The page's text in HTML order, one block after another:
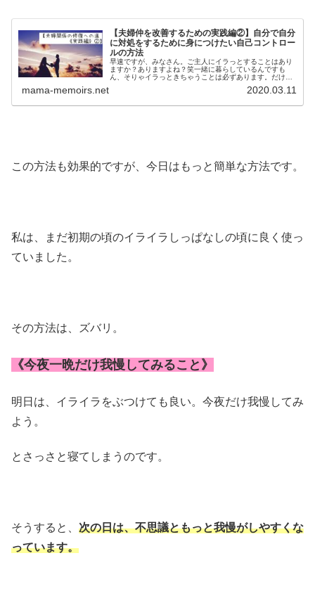
【夫婦仲を改善するための実践編②】自分で自分
に対処をするために身につけたい自己コントロー
ルの方法
早速ですが、みなさん。ご主人にイラっとすることはあり
ますか？ありますよね？笑一緒に暮らしているんですも
ん、そりゃイラっときちゃうことは必ずあります。だけ
mama-memoirs.net 2020.03.11
この方法も効果的ですが、今日はもっと簡単な方法です。
私は、まだ初期の頃のイライラしっぱなしの頃に良く使っ
ていました。
その方法は、ズバリ。
《今夜一晩だけ我慢してみること》
明日は、イライラをぶつけても良い。今夜だけ我慢してみ
よう。
とさっさと寝てしまうのです。
そうすると、 次の日は、不思議ともっと我慢がしやすくな
っています。